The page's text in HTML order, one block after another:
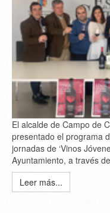
El alcalde de Campo de
presentado el programa
jornadas de ‘Vinos
Ayuntamiento, a través
Leer más...